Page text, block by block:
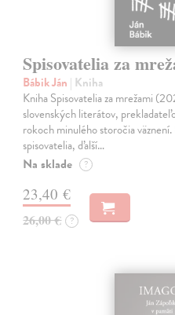
Spisovatelia za
Bábik Ján | Kniha
Kniha Spisovatelia za mrežami
slovenských literátov,
rokoch minulého storočia
spisovatelia, ďalší…
Na sklade ?
23,40 €
26,00 € ?